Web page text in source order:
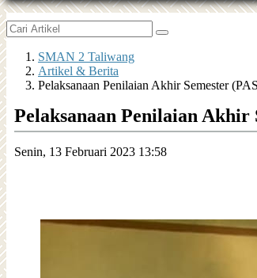
SMAN 2 Taliwang
Artikel & Berita
Pelaksanaan Penilaian Akhir Semester
Pelaksanaan Penilaian Akhir
Senin, 13 Februari 2023 13:58